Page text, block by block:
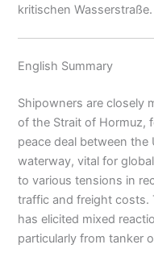
kritischen Wasserstraße.
English Summary
Shipowners are closely
of the Strait of Hormuz,
peace deal between the
waterway, vital for
to various tensions in
traffic and freight costs.
has elicited mixed
particularly from tanker